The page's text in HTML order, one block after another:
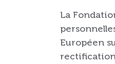
La
Européen